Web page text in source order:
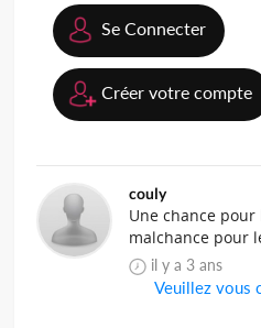
Se Connecter
Créer votre compte
couly
Une chance
malchance pour
il y a 3 ans
Veuillez vous